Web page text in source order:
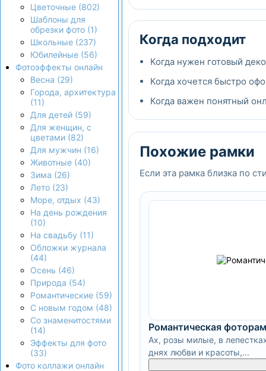
Цветочные (802)
Шаблоны для
обрезки фото (1)
Школьные (237)
Юбилейные (56)
Фотоэффекты онлайн
Весна (29)
Города, архитектура
(11)
Для детей (59)
Для женщин, с
цветами (82)
Для мужчин (16)
Животные (40)
Зима (26)
Лето (23)
Море, отдых (43)
На день рождения
(10)
На свадьбу (11)
Обложки журнала
(44)
Осень (46)
Природа (54)
Романтические (59)
С новым годом (48)
Со знаменитостями
(14)
Эффекты для фото
(33)
Фото коллажи онлайн
Когда подходит
Когда нужен готовый
Когда хочется быстро
Когда важен понятный
Похожие рамки
Если эта рамка близка по
Романтическая
Ах, розы милые, в
днях любви и красоты,...